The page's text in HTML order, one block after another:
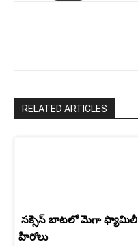
RELATED ARTICLES
సక్సెస్ బాటలో మెగా ఫ్యామిలీ
హీరోలు